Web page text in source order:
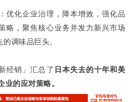
优化企业治理，降本增效，强化品
略，聚焦核心业务并发力新兴市场
调味品巨头。
经销」汇总了 日本失去的十年和美
的应对策略。